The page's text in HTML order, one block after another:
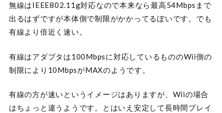
無線はIEEE802.11g対応なので本来なら最高54Mbpsまで
出るはずですが本体側で制限がかかってるぽいです。でも
有線より倍近く速い。
有線はアダプタは100Mbpsに対応しているもののWii側の
制限により10MbpsがMAXのようです。
有線の方が速いというイメージはありますが、Wiiの場合
はちょっと違うようです。とはいえ安定して長時間プレイ